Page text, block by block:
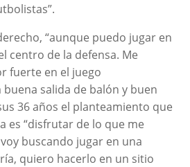
“aunque puedo jugar en
centro de la defensa. Me
fuerte en el juego
buena salida de balón y buen
36 años el planteamiento que
es “disfrutar de lo que me
buscando jugar en una
quiero hacerlo en un sitio